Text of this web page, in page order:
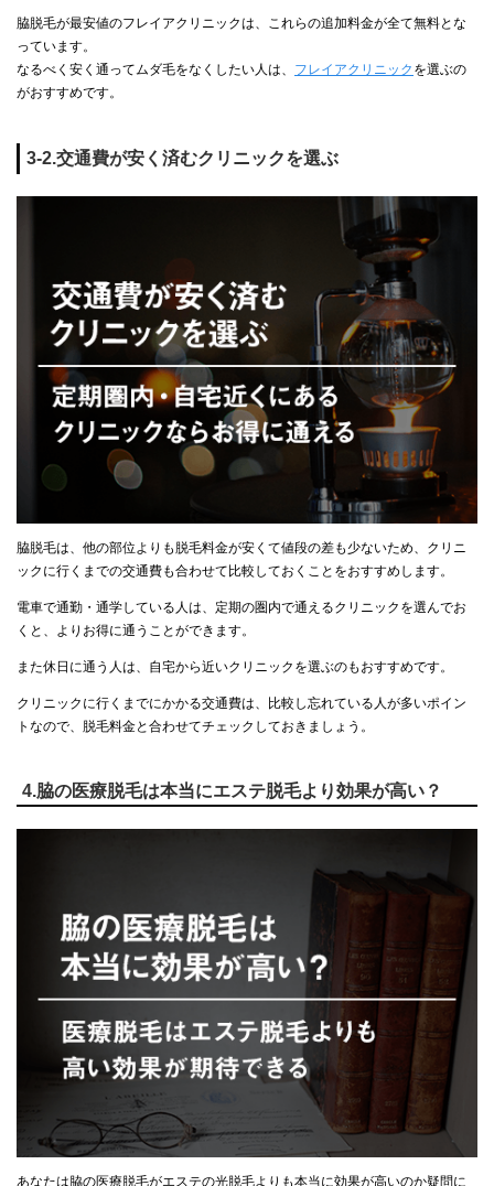
脇脱毛が最安値のフレイアクリニックは、これらの追加料金が全て無料とな
っています。
なるべく安く通ってムダ毛をなくしたい人は、 フレイアクリニック を選ぶの
がおすすめです。
3-2.交通費が安く済むクリニックを選ぶ
脇脱毛は、他の部位よりも脱毛料金が安くて値段の差も少ないため、クリニ
ックに行くまでの交通費も合わせて比較しておくことをおすすめします。
電車で通勤・通学している人は、定期の圏内で通えるクリニックを選んでお
くと、よりお得に通うことができます。
また休日に通う人は、自宅から近いクリニックを選ぶのもおすすめです。
クリニックに行くまでにかかる交通費は、比較し忘れている人が多いポイン
トなので、脱毛料金と合わせてチェックしておきましょう。
4.脇の医療脱毛は本当にエステ脱毛より効果が高い？
あなたは脇の医療脱毛がエステの光脱毛よりも本当に効果が高いのか疑問に